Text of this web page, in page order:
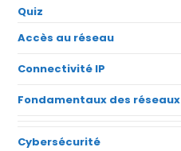
Quiz
Accès au réseau
Connectivité IP
Fondamentaux des réseaux
Cybersécurité